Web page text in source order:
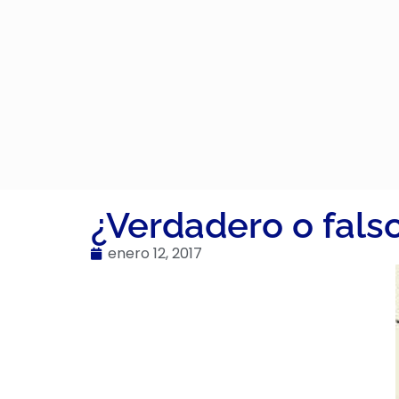
¿Verdadero o
enero 12, 2017